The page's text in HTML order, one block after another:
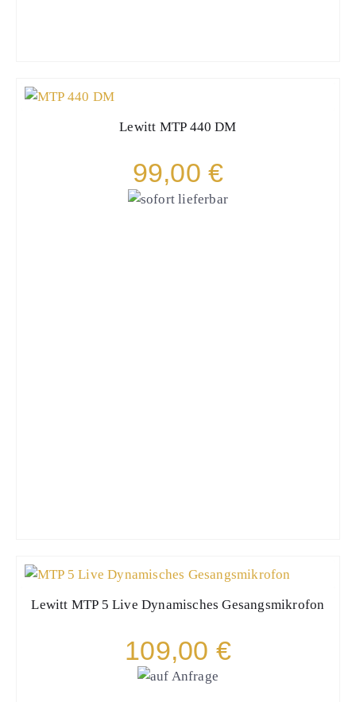
Lewitt MTP 440 DM
99,00 €
Lewitt MTP 5 Live Dynamisches Gesangsmikrofon
109,00 €